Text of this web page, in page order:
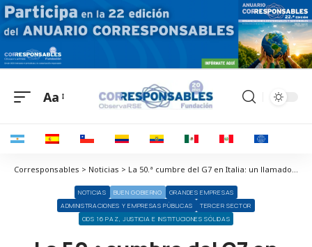
Aa
Corresponsables > Noticias > La 50.ª cumbre del G7 en Italia: un llamado urgente hacia la sostenibilidad y la acción climática
NOTICIAS BUEN GOBIERNO
GRANDES EMPRESAS
ADMINISTRACIONES Y EMPRESAS PÚBLICAS
TERCER SECTOR
ODS 16 PAZ, JUSTICIA E INSTITUCIONES SÓLIDAS